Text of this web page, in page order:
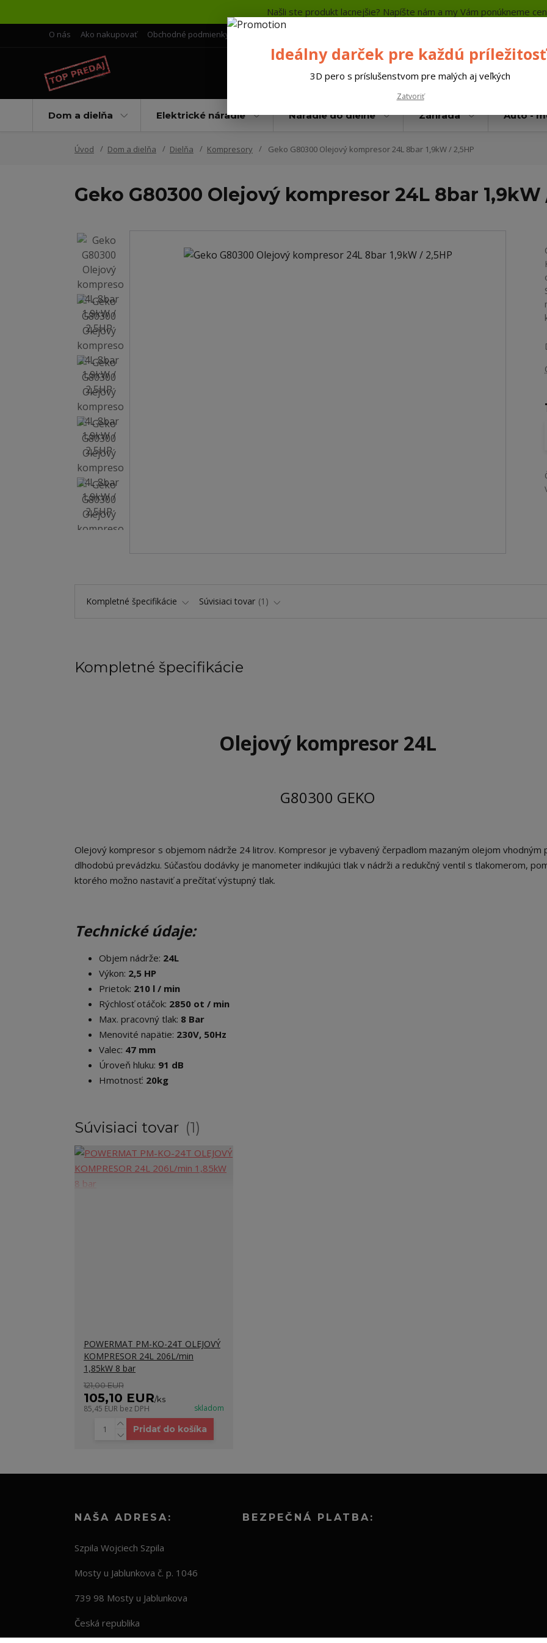
Našli ste produkt lacnejšie? Napíšte nám a my Vám ponúkneme
O nás Ako nakupovať Obchodné podmienky
Dom a dielňa Elektrické náradie Náradie do dielne Záhrada Auto -
Úvod Dom a dielňa Dielňa Kompresory Geko G80300 Olejový kompresor 24L 8bar 1,9kW / 2,5HP
Geko G80300 Olejový kompresor 24L 8bar 1,9kW
Kompletné špecifikácie Súvisiaci tovar 1
Kompletné špecifikácie
Olejový kompresor 24L
G80300 GEKO
Olejový kompresor s objemom nádrže 24 litrov. Kompresor je vybavený čerpadlom mazaným olejom vhodným
dlhodobú prevádzku. Súčasťou dodávky je manometer indikujúci tlak v nádrži a redukčný ventil s tlakomerom,
ktorého možno nastaviť a prečítať výstupný tlak.
Technické údaje:
Objem nádrže: 24L
Výkon: 2,5 HP
Prietok: 210 l / min
Rýchlosť otáčok: 2850 ot / min
Max. pracovný tlak: 8 Bar
Menovité napätie: 230V, 50Hz
Valec: 47 mm
Úroveň hluku: 91 dB
Hmotnosť: 20kg
Súvisiaci tovar 1
POWERMAT PM-KO-24T OLEJOVÝ
KOMPRESOR 24L 206L/min
1,85kW 8 bar
121,00 EUR
105,10 EUR/ks
85,45 EUR bez DPH skladom
Pridať do košíka
NAŠA ADRESA:
Szpila Wojciech Szpila
Mosty u Jablunkova č. p. 1046
739 98 Mosty u Jablunkova
Česká republika
BEZPEČNÁ PLATBA:
Ideálny darček pre každú
3D pero s príslušenstvom pre malých aj veľkých
Zatvoriť